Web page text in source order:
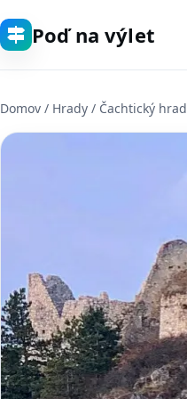
Poď na výlet
Domov / Hrady / Čachtický hrad